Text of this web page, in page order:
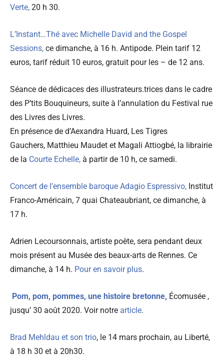
Verte, 20 h 30.
L’Instant…Thé avec Michelle David and the Gospel
Sessions, ce dimanche, à 16 h. Antipode. Plein tarif 12
euros, tarif réduit 10 euros, gratuit pour les – de 12 ans.
Séance de dédicaces des illustrateurs.trices dans le cadre
des P’tits Bouquineurs, suite à l’annulation du Festival rue
des Livres des Livres.
En présence de d’Aexandra Huard, Les Tigres
Gauchers, Matthieu Maudet et Magali Attiogbé, la librairie
de la Courte Echelle, à partir de 10 h, ce samedi.
Concert de l’ensemble baroque Adagio Espressivo, Institut
Franco-Américain, 7 quai Chateaubriant, ce dimanche, à
17 h.
Adrien Lecoursonnais, artiste poète, sera pendant deux
mois présent au Musée des beaux-arts de Rennes. Ce
dimanche, à 14 h. Pour en savoir plus.
Pom, pom, pommes, une histoire bretonne, Écomusée ,
jusqu’ 30 août 2020. Voir notre article.
Brad Mehldau et son trio, le 14 mars prochain, au Liberté,
à 18 h 30 et à 20h30.